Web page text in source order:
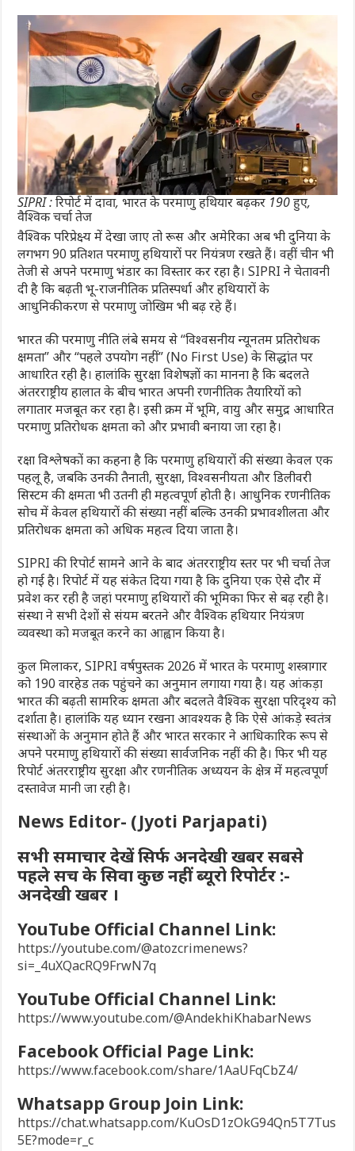
SIPRI : रिपोर्ट में दावा, भारत के परमाणु हथियार बढ़कर 190 हुए,
वैश्विक चर्चा तेज
वैश्विक परिप्रेक्ष्य में देखा जाए तो रूस और अमेरिका अब भी दुनिया के
लगभग 90 प्रतिशत परमाणु हथियारों पर नियंत्रण रखते हैं। वहीं चीन भी
तेजी से अपने परमाणु भंडार का विस्तार कर रहा है। SIPRI ने चेतावनी
दी है कि बढ़ती भू-राजनीतिक प्रतिस्पर्धा और हथियारों के
आधुनिकीकरण से परमाणु जोखिम भी बढ़ रहे हैं।
भारत की परमाणु नीति लंबे समय से “विश्वसनीय न्यूनतम प्रतिरोधक
क्षमता” और “पहले उपयोग नहीं” (No First Use) के सिद्धांत पर
आधारित रही है। हालांकि सुरक्षा विशेषज्ञों का मानना है कि बदलते
अंतरराष्ट्रीय हालात के बीच भारत अपनी रणनीतिक तैयारियों को
लगातार मजबूत कर रहा है। इसी क्रम में भूमि, वायु और समुद्र आधारित
परमाणु प्रतिरोधक क्षमता को और प्रभावी बनाया जा रहा है।
रक्षा विश्लेषकों का कहना है कि परमाणु हथियारों की संख्या केवल एक
पहलू है, जबकि उनकी तैनाती, सुरक्षा, विश्वसनीयता और डिलीवरी
सिस्टम की क्षमता भी उतनी ही महत्वपूर्ण होती है। आधुनिक रणनीतिक
सोच में केवल हथियारों की संख्या नहीं बल्कि उनकी प्रभावशीलता और
प्रतिरोधक क्षमता को अधिक महत्व दिया जाता है।
SIPRI की रिपोर्ट सामने आने के बाद अंतरराष्ट्रीय स्तर पर भी चर्चा तेज
हो गई है। रिपोर्ट में यह संकेत दिया गया है कि दुनिया एक ऐसे दौर में
प्रवेश कर रही है जहां परमाणु हथियारों की भूमिका फिर से बढ़ रही है।
संस्था ने सभी देशों से संयम बरतने और वैश्विक हथियार नियंत्रण
व्यवस्था को मजबूत करने का आह्वान किया है।
कुल मिलाकर, SIPRI वर्षपुस्तक 2026 में भारत के परमाणु शस्त्रागार
को 190 वारहेड तक पहुंचने का अनुमान लगाया गया है। यह आंकड़ा
भारत की बढ़ती सामरिक क्षमता और बदलते वैश्विक सुरक्षा परिदृश्य को
दर्शाता है। हालांकि यह ध्यान रखना आवश्यक है कि ऐसे आंकड़े स्वतंत्र
संस्थाओं के अनुमान होते हैं और भारत सरकार ने आधिकारिक रूप से
अपने परमाणु हथियारों की संख्या सार्वजनिक नहीं की है। फिर भी यह
रिपोर्ट अंतरराष्ट्रीय सुरक्षा और रणनीतिक अध्ययन के क्षेत्र में महत्वपूर्ण
दस्तावेज मानी जा रही है।
News Editor- (Jyoti Parjapati)
सभी समाचार देखें सिर्फ अनदेखी खबर सबसे
पहले सच के सिवा कुछ नहीं ब्यूरो रिपोर्टर :-
अनदेखी खबर ।
YouTube Official Channel Link:
https://youtube.com/@atozcrimenews?
si=_4uXQacRQ9FrwN7q
YouTube Official Channel Link:
https://www.youtube.com/@AndekhiKhabarNews
Facebook Official Page Link:
https://www.facebook.com/share/1AaUFqCbZ4/
Whatsapp Group Join Link:
https://chat.whatsapp.com/KuOsD1zOkG94Qn5T7Tus
5E?mode=r_c